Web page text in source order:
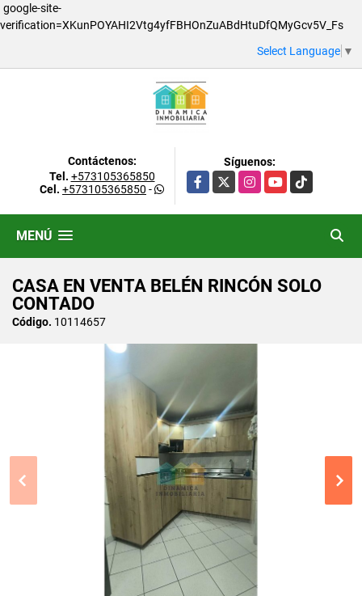
google-site-
verification=XKunPOYAHI2Vtg4yfFBHOnZuABdHtuDfQMyGcv5V_Fs
Select Language ▼
Contáctenos:
Tel. +573105365850
Cel. +573105365850 -
Síguenos:
Facebook
X InstagramYouTubeTikTok
MENÚ
CASA EN VENTA BELÉN RINCÓN SOLO
CONTADO
Código. 10114657